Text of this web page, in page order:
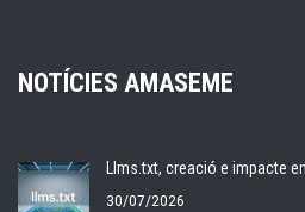
NOTÍCIES AMASEME
Llms.txt, creació e impacte
30/07/2026